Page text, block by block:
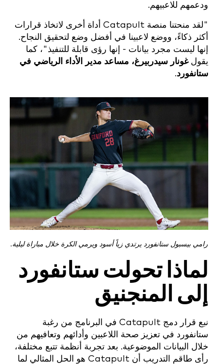
ودعمهم للاعبيهم.
"لقد منحتنا منصة Catapult أداة أخرى لاتخاذ قرارات
أكثر ذكاءً، ووضع لاعبينا في أفضل وضع لتحقيق النجاح.
إنها ليست مجرد بيانات - إنها رؤى قابلة للتنفيذ"، كما
يقولغونار سيدربيرغ، مساعد مدير الأداء الرياضي في
ستانفورد.
رامي بيسبول ستانفورد يرتدي زياً أسود ويرمي الكرة خلال مباراة ليلية.
لماذا تحولت ستانفورد
إلى المنجنيق
نبع قرار دمج Catapult في البرنامج من رغبة
ستانفورد في تعزيز صحة اللاعبين وأدائهم وتعافيهم من
خلال البيانات الموضوعية. بعد تجربة أنظمة تتبع مختلفة،
رأى طاقم التدريب أن Catapult هو الحل المثالي لما